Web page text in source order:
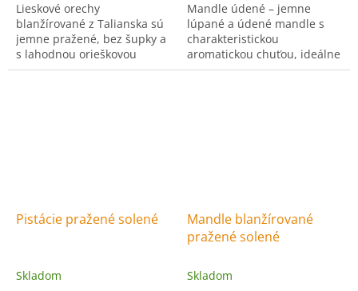
Lieskové orechy
blanžírované z Talianska sú
jemne pražené, bez šupky a
s lahodnou orieškovou
chuťou. Vhodné na priamu
Mandle údené – jemne
lúpané a údené mandle s
charakteristickou
aromatickou chuťou, ideálne
na priamu konzumáciu.
Pistácie pražené solené
Skladom
Mandle blanžírované
pražené solené
Skladom